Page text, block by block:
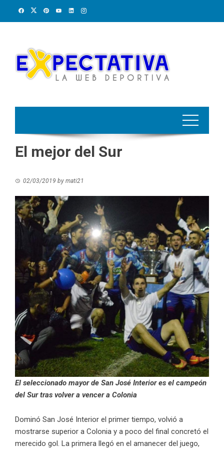
El mejor del Sur
02/03/2019 by mati21
El seleccionado mayor de San José Interior es el campeón
del Sur tras volver a vencer a Colonia
Dominó San José Interior el primer tiempo, volvió a
mostrarse superior a Colonia y a poco del final concretó el
merecido gol. La primera llegó en el amanecer del juego,